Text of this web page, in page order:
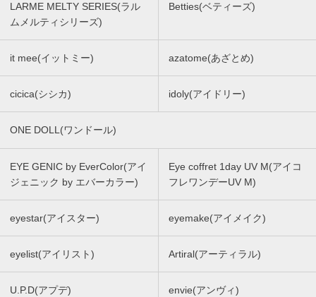
LARME MELTY SERIES(ラル
ムメルティシリーズ)
Betties(ベティーズ)
it mee(イットミー) azatome(あざとめ)
cicica(シシカ) idoly(アイドリー)
ONE DOLL(ワンドール)
EYE GENIC by EverColor(アイ
ジェニック by エバーカラー)
Eye coffret 1day UV M(アイコ
フレワンデーUV M)
eyestar(アイスター) eyemake(アイメイク)
eyelist(アイリスト) Artiral(アーティラル)
U.P.D(アプデ) envie(アンヴィ)